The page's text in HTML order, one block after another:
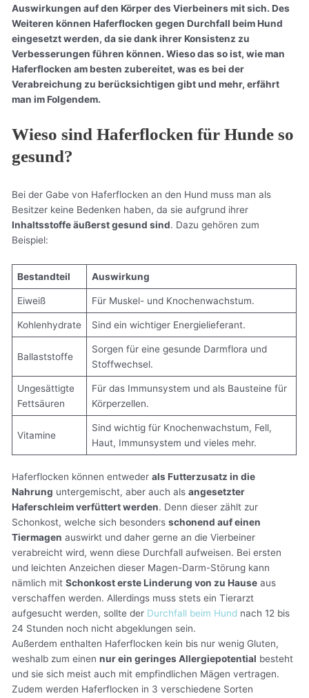
Auswirkungen auf den Körper des Vierbeiners mit sich. Des
Weiteren können Haferflocken gegen Durchfall beim Hund
eingesetzt werden, da sie dank ihrer Konsistenz zu
Verbesserungen führen können. Wieso das so ist, wie man
Haferflocken am besten zubereitet, was es bei der
Verabreichung zu berücksichtigen gibt und mehr, erfährt
man im Folgendem.
Wieso sind Haferflocken für Hunde so
gesund?
Bei der Gabe von Haferflocken an den Hund muss man als
Besitzer keine Bedenken haben, da sie aufgrund ihrer
Inhaltsstoffe äußerst gesund sind. Dazu gehören zum
Beispiel:
Bestandteil Auswirkung
Eiweiß Für Muskel- und Knochenwachstum.
Kohlenhydrate Sind ein wichtiger Energielieferant.
Ballaststoffe
Sorgen für eine gesunde Darmflora und
Stoffwechsel.
Ungesättigte
Fettsäuren
Für das Immunsystem und als Bausteine für
Körperzellen.
Vitamine
Sind wichtig für Knochenwachstum, Fell,
Haut, Immunsystem und vieles mehr.
Haferflocken können entwederals Futterzusatz in die
Nahrung untergemischt, aber auch alsangesetzter
Haferschleim verfüttert werden. Denn dieser zählt zur
Schonkost, welche sich besondersschonend auf einen
Tiermagen auswirkt und daher gerne an die Vierbeiner
verabreicht wird, wenn diese Durchfall aufweisen. Bei ersten
und leichten Anzeichen dieser Magen-Darm-Störung kann
nämlich mitSchonkost erste Linderung von zu Hause aus
verschaffen werden. Allerdings muss stets ein Tierarzt
aufgesucht werden, sollte der Durchfall beim Hund nach 12 bis
24 Stunden noch nicht abgeklungen sein.
Außerdem enthalten Haferflocken kein bis nur wenig Gluten,
weshalb zum einennur ein geringes Allergiepotential besteht
und sie sich meist auch mit empfindlichen Mägen vertragen.
Zudem werden Haferflocken in 3 verschiedene Sorten